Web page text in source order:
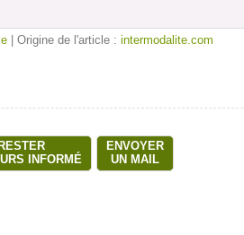
| Origine de l'article : intermodalite.com
RESTER
INFORMÉ
ENVOYER
UN MAIL